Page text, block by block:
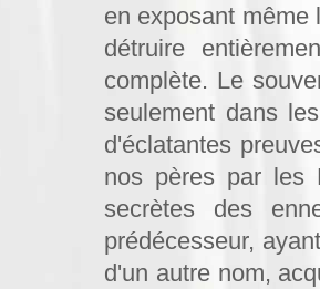
en exposant même
détruire
complète. Le
seulement dans
d'éclatantes
nos pères par les
secrètes des
prédécesseur,
d'un autre nom,